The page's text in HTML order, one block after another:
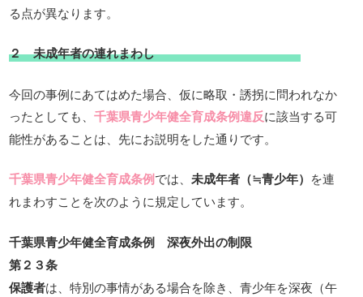
る点が異なります。
２ 未成年者の連れまわし
今回の事例にあてはめた場合、仮に略取・誘拐に問われなか
ったとしても、千葉県青少年健全育成条例違反に該当する可
能性があることは、先にお説明をした通りです。
千葉県青少年健全育成条例では、未成年者（≒青少年） を連
れまわすことを次のように規定しています。
千葉県青少年健全育成条例 深夜外出の制限
第２３条
保護者は、特別の事情がある場合を除き、青少年を深夜（午